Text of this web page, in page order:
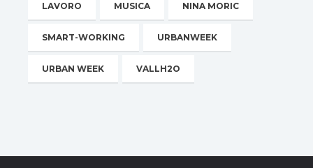
LAVORO MUSICA NINA MORIC
SMART-WORKING URBANWEEK
URBAN WEEK VALLH2O